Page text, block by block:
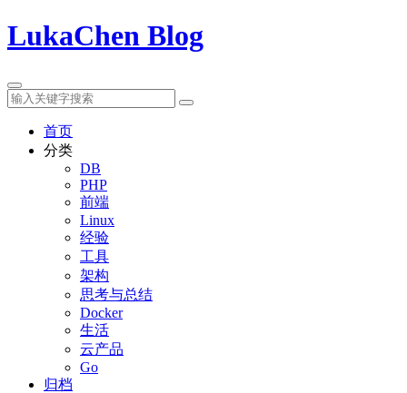
LukaChen Blog
首页
分类
DB
PHP
前端
Linux
经验
工具
架构
思考与总结
Docker
生活
云产品
Go
归档